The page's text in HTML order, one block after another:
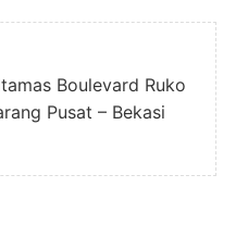
Boulevard Ruko
Pusat – Bekasi